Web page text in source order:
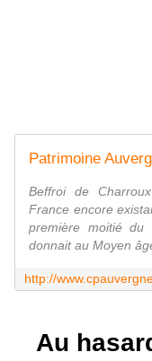
Beffroi de
France encore
première moitié
donnait au Moyen
Au